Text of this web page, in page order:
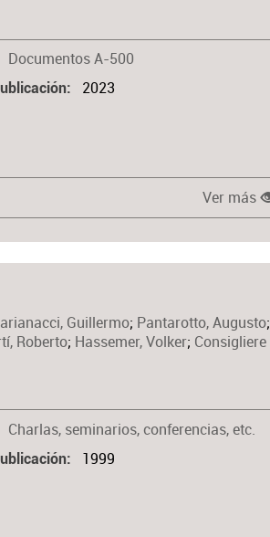
Documentos A-500
2023
Ver más
Guillermo; Pantarotto, Augusto;
Roberto; Hassemer, Volker; Consigliere
Charlas, seminarios, conferencias, etc.
1999